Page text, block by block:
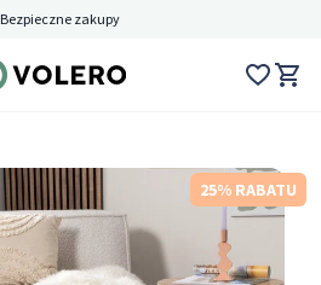
Bezpieczne zakupy
25% RABATU